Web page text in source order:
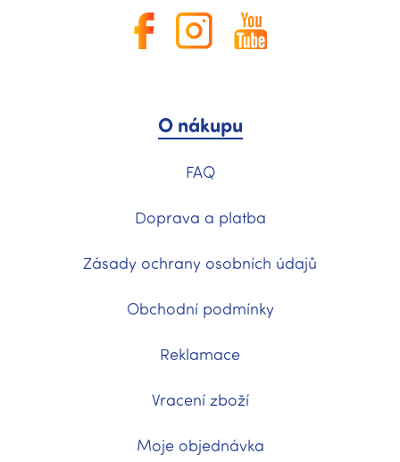
O nákupu
FAQ
Doprava a platba
Zásady ochrany osobních údajů
Obchodní podmínky
Reklamace
Vracení zboží
Moje objednávka